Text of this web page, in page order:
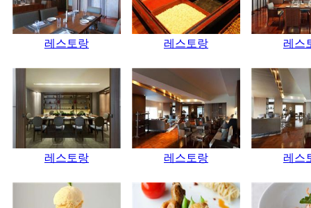
레스토랑 레스토랑 레스
레스토랑 레스토랑 레스